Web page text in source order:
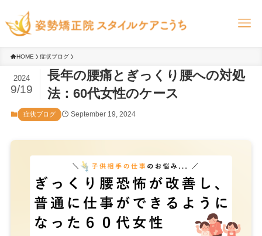
HOME 症状ブログ
長年の腰痛とぎっくり腰への対処
法：60代女性のケース
2024
9/19
症状ブログ September 19, 2024